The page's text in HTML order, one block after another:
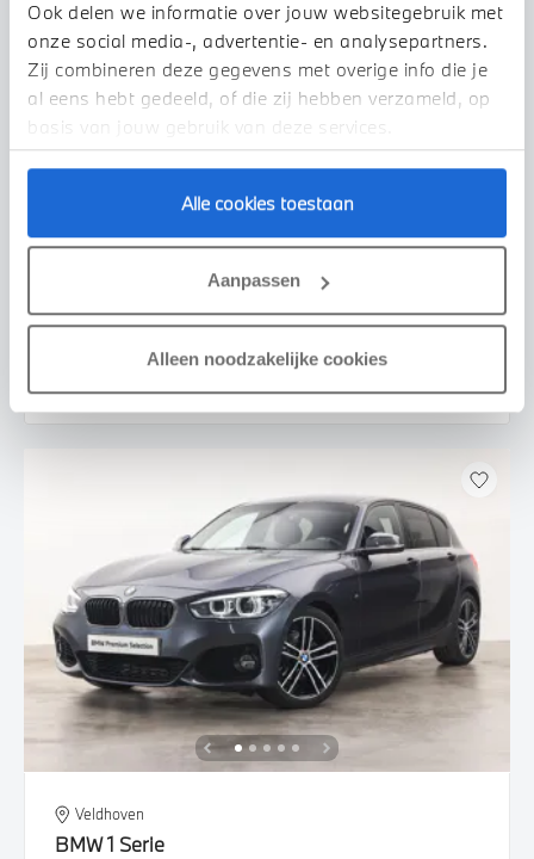
Ook delen we informatie over jouw websitegebruik met
onze social media-, advertentie- en analysepartners.
Zij combineren deze gegevens met overige info die je
al eens hebt gedeeld, of die zij hebben verzameld, op
basis van jouw gebruik van deze services.
Alle cookies toestaan
Aanpassen
Alleen noodzakelijke cookies
MINIClubman
€ 434p/m
Bekijk details
Veldhoven
BMW1 Serie